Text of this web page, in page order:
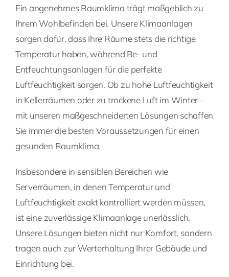
Ein angenehmes Raumklima trägt maßgeblich zu
Ihrem Wohlbefinden bei. Unsere Klimaanlagen
sorgen dafür, dass Ihre Räume stets die richtige
Temperatur haben, während Be- und
Entfeuchtungsanlagen für die perfekte
Luftfeuchtigkeit sorgen. Ob zu hohe Luftfeuchtigkeit
in Kellerräumen oder zu trockene Luft im Winter –
mit unseren maßgeschneiderten Lösungen schaffen
Sie immer die besten Voraussetzungen für einen
gesunden Raumklima.
Insbesondere in sensiblen Bereichen wie
Serverräumen, in denen Temperatur und
Luftfeuchtigkeit exakt kontrolliert werden müssen,
ist eine zuverlässige Klimaanlage unerlässlich.
Unsere Lösungen bieten nicht nur Komfort, sondern
tragen auch zur Werterhaltung Ihrer Gebäude und
Einrichtung bei.